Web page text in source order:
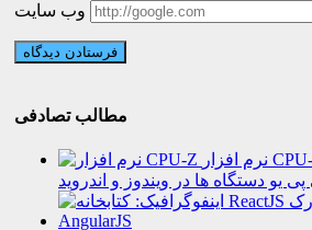
وب سایت
مطالب تصادفی
نرم افزار CPU-Z برای مشاهده
یو دستگاه ها در ویندوز و اندروید